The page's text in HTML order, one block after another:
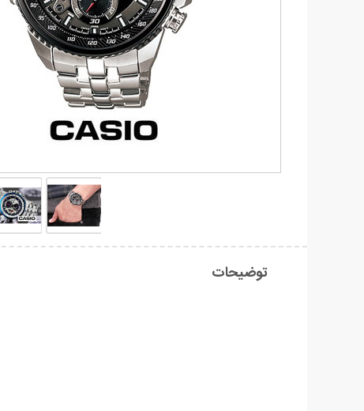
توضیحات